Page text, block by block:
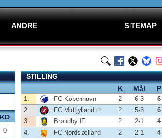
ANDRE SITEMAP
KD
0
STILLING
K
Mål P
1. FC København 2 6-3
6
2.
FC Midtjylland (P) 2 5-3
6
3.
Brøndby IF 2 2-1
4
4.
FC Nordsjælland 2 2-1
4